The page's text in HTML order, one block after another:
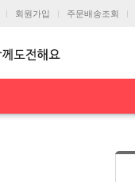
회원가입 주문배송조회